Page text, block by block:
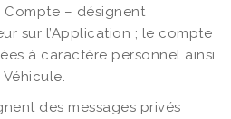
Compte – désignent
sur l’Application ; le compte
à caractère personnel ainsi
des messages privés